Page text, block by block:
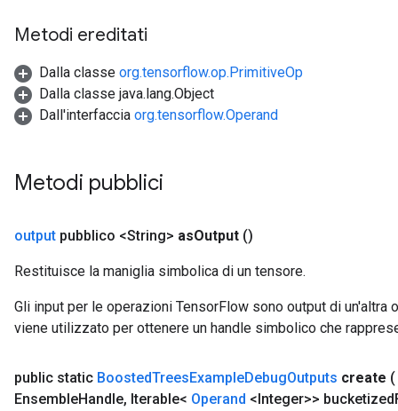
Metodi ereditati
Dalla classe org.tensorflow.op.PrimitiveOp
Dalla classe java.lang.Object
Dall'interfaccia org.tensorflow.Operand
Metodi pubblici
output pubblico <String> asOutput ()
Restituisce la maniglia simbolica di un tensore.
Gli input per le operazioni TensorFlow sono output di un'altra
viene utilizzato per ottenere un handle simbolico che
public static BoostedTreesExampleDebugOutputs create (
EnsembleHandle, Iterable< Operand <Integer>> bucketized